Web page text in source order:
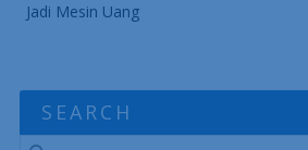
Jadi Mesin Uang
SEARCH